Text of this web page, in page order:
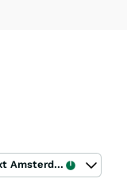
Euronext Amsterdam